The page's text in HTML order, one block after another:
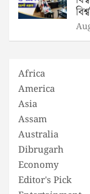
Africa
America
Asia
Assam
Australia
Dibrugarh
Economy
Editor's Pick